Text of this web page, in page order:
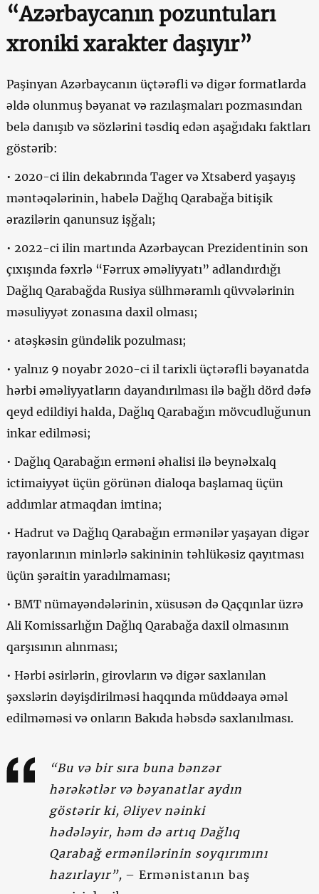
“Azərbaycanın pozuntuları
xroniki xarakter daşıyır”
Paşinyan Azərbaycanın üçtərəfli və digər formatlarda
əldə olunmuş bəyanat və razılaşmaları pozmasından
belə danışıb və sözlərini təsdiq edən aşağıdakı faktları
göstərib:
• 2020-ci ilin dekabrında Tager və Xtsaberd yaşayış
məntəqələrinin, habelə Dağlıq Qarabağa bitişik
ərazilərin qanunsuz işğalı;
• 2022-ci ilin martında Azərbaycan Prezidentinin son
çıxışında fəxrlə “Fərrux əməliyyatı” adlandırdığı
Dağlıq Qarabağda Rusiya sülhməramlı qüvvələrinin
məsuliyyət zonasına daxil olması;
• atəşkəsin gündəlik pozulması;
• yalnız 9 noyabr 2020-ci il tarixli üçtərəfli bəyanatda
hərbi əməliyyatların dayandırılması ilə bağlı dörd dəfə
qeyd edildiyi halda, Dağlıq Qarabağın mövcudluğunun
inkar edilməsi;
• Dağlıq Qarabağın erməni əhalisi ilə beynəlxalq
ictimaiyyət üçün görünən dialoqa başlamaq üçün
addımlar atmaqdan imtina;
• Hadrut və Dağlıq Qarabağın ermənilər yaşayan digər
rayonlarının minlərlə sakininin təhlükəsiz qayıtması
üçün şəraitin yaradılmaması;
• BMT nümayəndələrinin, xüsusən də Qaçqınlar üzrə
Ali Komissarlığın Dağlıq Qarabağa daxil olmasının
qarşısının alınması;
• Hərbi əsirlərin, girovların və digər saxlanılan
şəxslərin dəyişdirilməsi haqqında müddəaya əməl
edilməməsi və onların Bakıda həbsdə saxlanılması.
“Bu və bir sıra buna bənzər
hərəkətlər və bəyanatlar aydın
göstərir ki, Əliyev nəinki
hədələyir, həm də artıq Dağlıq
Qarabağ ermənilərinin soyqırımını
hazırlayır”, – Ermənistanın baş